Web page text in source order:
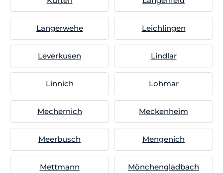
Langerwehe Leichlingen
Leverkusen Lindlar
Linnich Lohmar
Mechernich Meckenheim
Meerbusch Mengenich
Mettmann Mönchengladbach